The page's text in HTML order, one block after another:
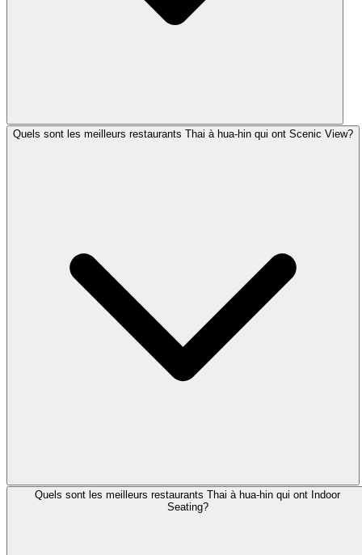
Quels sont les meilleurs restaurants Thai à hua-hin qui ont Scenic View?
Quels sont les meilleurs restaurants Thai à hua-hin qui ont Indoor
Seating?